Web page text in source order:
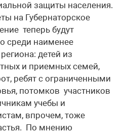
защиты населения.
на Губернаторское
теперь будут
среди наименее
детей из
и приемных семей,
ребят с ограниченными
потомков участников
учебы и
впрочем, тоже
По мнению